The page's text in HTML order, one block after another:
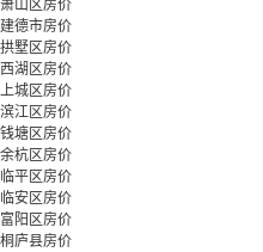
萧山区房价
建德市房价
拱墅区房价
西湖区房价
上城区房价
滨江区房价
钱塘区房价
余杭区房价
临平区房价
临安区房价
富阳区房价
桐庐县房价